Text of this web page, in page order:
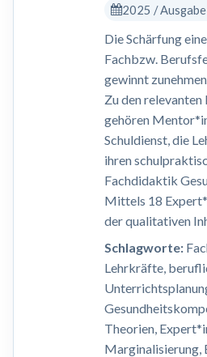
2025 /
Die Schärfung
Fachbzw.
gewinnt
Zu den
gehören
Schuldienst, die
ihren
Fachdidaktik
Mittels 18
der qualitativen
Schlagworte:
Lehrkräfte,
Theorien,
Marginalisierung,